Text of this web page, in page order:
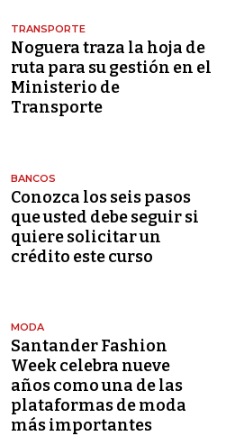
TRANSPORTE
Noguera traza la hoja de
ruta para su gestión en el
Ministerio de
Transporte
BANCOS
Conozca los seis pasos
que usted debe seguir si
quiere solicitar un
crédito este curso
MODA
Santander Fashion
Week celebra nueve
años como una de las
plataformas de moda
más importantes